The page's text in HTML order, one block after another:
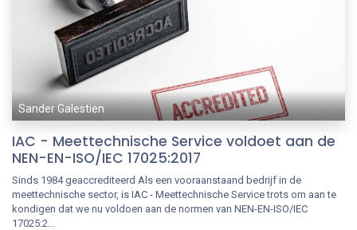
Sander Galestien
IAC - Meettechnische Service voldoet aan de
NEN-EN-ISO/IEC 17025:2017
Sinds 1984 geaccrediteerd Als een vooraanstaand bedrijf in de
meettechnische sector, is IAC - Meettechnische Service trots om aan te
kondigen dat we nu voldoen aan de normen van NEN-EN-ISO/IEC
17025:2...